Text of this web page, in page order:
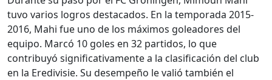
tuvo varios logros destacados. En la temporada 2015-
2016, Mahi fue uno de los máximos goleadores del
equipo. Marcó 10 goles en 32 partidos, lo que
contribuyó significativamente a la clasificación del club
en la Eredivisie. Su desempeño le valió también el